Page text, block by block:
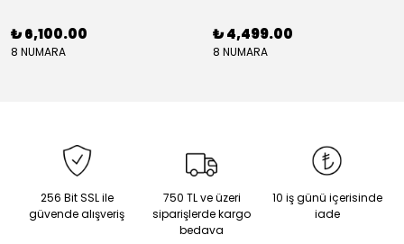
₺ 6,100.00
8 NUMARA
₺ 4,499.00
8 NUMARA
256 Bit SSL ile
güvende alışveriş
750 TL ve üzeri
siparişlerde kargo
bedava
10 iş günü içerisinde
iade